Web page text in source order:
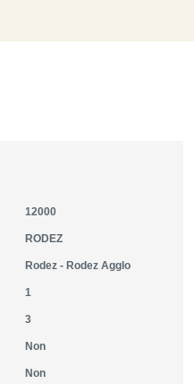
12000
RODEZ
Rodez - Rodez Agglo
1
3
Non
Non